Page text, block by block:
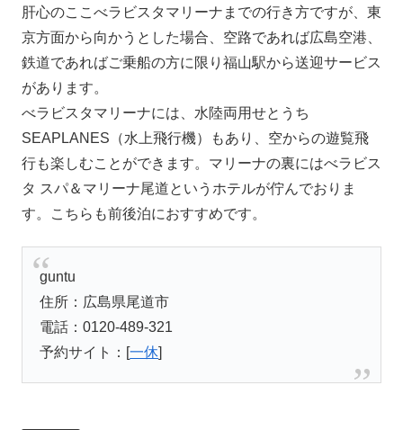
肝心のここべラビスタマリーナまでの行き方ですが、東
京方面から向かうとした場合、空路であれば広島空港、
鉄道であればご乗船の方に限り福山駅から送迎サービス
があります。
べラビスタマリーナには、水陸両用せとうち
SEAPLANES（水上飛行機）もあり、空からの遊覧飛
行も楽しむことができます。マリーナの裏にはべラビス
タ スパ＆マリーナ尾道というホテルが佇んでおりま
す。こちらも前後泊におすすめです。
guntu
住所：広島県尾道市
電話：0120-489-321
予約サイト：[一休]